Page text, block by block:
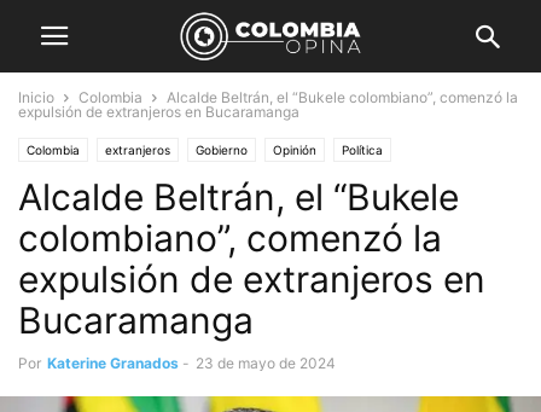
Inicio Colombia
Alcalde Beltrán, el “Bukele colombiano”, comenzó la
expulsión de extranjeros en Bucaramanga
Colombia extranjeros Gobierno Opinión Política
Alcalde Beltrán, el “Bukele
colombiano”, comenzó la
expulsión de extranjeros en
Bucaramanga
Por Katerine Granados - 23 de mayo de 2024